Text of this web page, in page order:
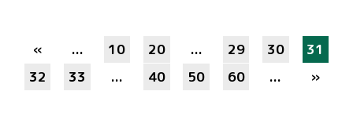
« ... 10 20 ... 29 30
31
32
33 ... 40 50 60 ... »